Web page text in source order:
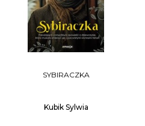
SYBIRACZKA
Kubik Sylwia